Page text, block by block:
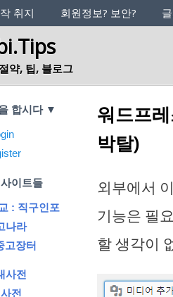
체성
취지 회원정보? 보안?
약, 팁, 블로그
워드프
박탈)
외부에서
기능은 필
할 생각이
합시다 ▼
이트들
: 직구인포
나라
고장터
사전
전